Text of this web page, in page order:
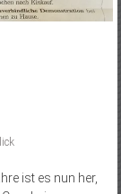
ist es nun her,